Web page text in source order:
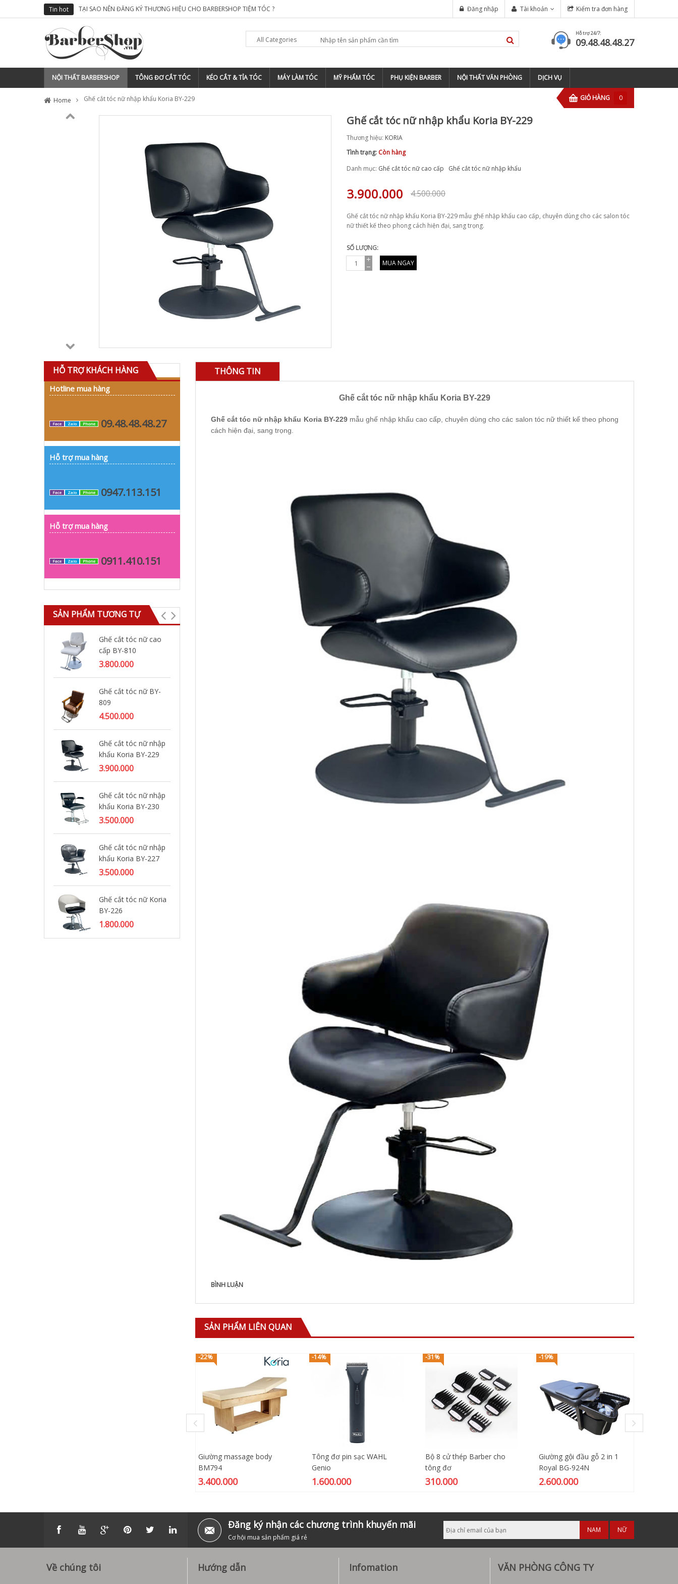
Tin hot TẠI SAO NÊN ĐĂNG KÝ THƯƠNG HIỆU CHO BARBERSHOP TIỆM TÓC ? TOP 5 ĐỊA CHỈ ĐÀO TẠO BARBER CHUYÊN NGHIỆP TẠI TP HỒ CHÍ MINH tông đơ wahl magic clip
Kiểm tra đơn hàng
Tài khoản
Đăng nhập
All Categories
Hỗ trợ 24/7:
09.48.48.48.27
NỘI THẤT BARBERSHOP TÔNG ĐƠ CẮT TÓC KÉO CẮT & TỈA TÓC MÁY LÀM TÓC MỸ PHẨM TÓC PHỤ KIỆN BARBER NỘI THẤT VĂN PHÒNG DỊCH VỤ
GIỎ HÀNG 0
Home Ghế cắt tóc nữ nhập khẩu Koria BY-229
Ghế cắt tóc nữ nhập khẩu Koria BY-229
Thương hiệu: KORIA
Tình trạng: Còn hàng
Danh mục: Ghế cắt tóc nữ cao cấp Ghế cắt tóc nữ nhập khẩu
4.500.000
3.900.000
Ghế cắt tóc nữ nhập khẩu Koria BY-229 mẫu ghế nhập khẩu cao cấp, chuyên dùng cho các salon tóc
nữ thiết kế theo phong cách hiện đại, sang trọng.
SỐ LƯỢNG:
MUA NGAY
HỖ TRỢ KHÁCH HÀNG
Hotline mua hàng
Face Zalo Phone 09.48.48.48.27
Hỗ trợ mua hàng
Face Zalo Phone 0947.113.151
Hỗ trợ mua hàng
Face Zalo Phone 0911.410.151
SẢN PHẨM TƯƠNG TỰ
Ghế cắt tóc nữ cao
cấp BY-810
3.800.000
Ghế cắt tóc nữ BY-
809
4.500.000
Ghế cắt tóc nữ nhập
khẩu Koria BY-229
3.900.000
Ghế cắt tóc nữ nhập
khẩu Koria BY-230
3.500.000
Ghế cắt tóc nữ nhập
khẩu Koria BY-227
3.500.000
Ghế cắt tóc nữ Koria
BY-226
1.800.000
THÔNG TIN
Ghế cắt tóc nữ nhập khẩu Koria BY-229
Ghế cắt tóc nữ nhập khẩu Koria BY-229mẫu ghế nhập khẩu cao cấp, chuyên dùng cho các salon tóc nữ thiết kế theo phong
cách hiện đại, sang trọng.
BÌNH LUẬN
SẢN PHẨM LIÊN QUAN
-22%
Giường massage body
BM794
3.400.000
-14%
Tông đơ pin sạc WAHL
Genio
1.600.000
-31%
Bộ 8 cử thép Barber cho
tông đơ
310.000
-19%
Giường gội đầu gỗ 2 in 1
Royal BG-924N
2.600.000
Đăng ký nhận các chương trình khuyến mãi
Cơ hội mua sản phẩm giá rẻ
NAM NỮ
Về chúng tôi Hướng dẫn Infomation VĂN PHÒNG CÔNG TY